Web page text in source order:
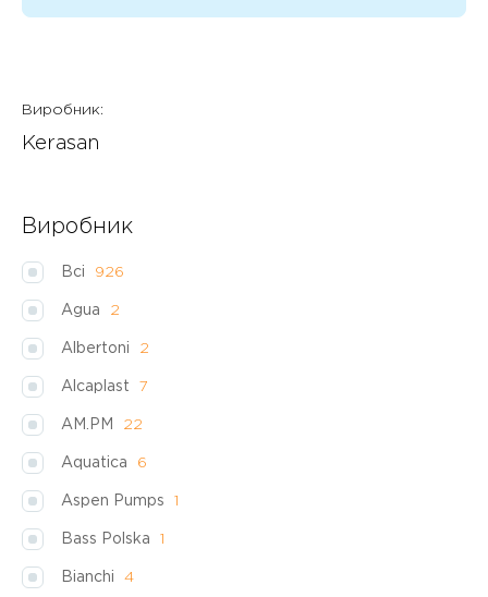
Виробник:
Kerasan
Виробник
Всі 926
Agua 2
Albertoni 2
Alcaplast 7
AM.PM 22
Aquatica 6
Aspen Pumps 1
Bass Polska 1
Bianchi 4